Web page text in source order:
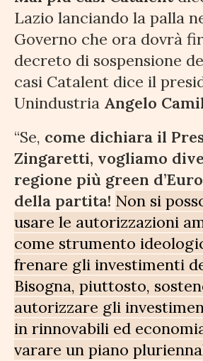
Lazio lanciando la palla
Governo che ora dovrà
decreto di sospensione
casi Catalent dice il
Unindustria Angelo
“Se, come dichiara il
Zingaretti, vogliamo
regione più green
della partita! Non si
usare le autorizzazioni
come strumento
frenare gli investimenti
Bisogna, piuttosto,
autorizzare gli
in rinnovabili ed
varare un piano